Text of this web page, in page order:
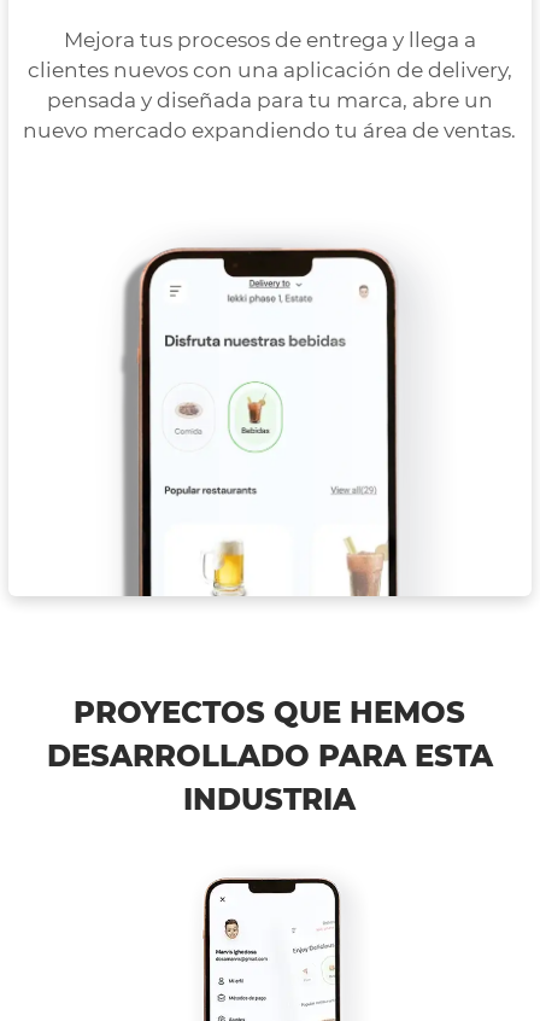
Mejora tus procesos de entrega y llega a
clientes nuevos con una aplicación de delivery,
pensada y diseñada para tu marca, abre un
nuevo mercado expandiendo tu área de ventas.
PROYECTOS QUE HEMOS
DESARROLLADO PARA ESTA
INDUSTRIA